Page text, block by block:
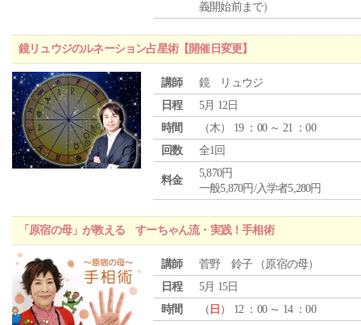
義開始前まで）
鏡リュウジのルネーション占星術【開催日変更】
講師
鏡 リュウジ
日程
5月 12日
時間
（木） 19 ：00 ～ 21 ：00
回数
全1回
料金
5,870円
一般5,870円/入学者5,280円
「原宿の母」が教える すーちゃん流・実践！手相術
講師
菅野 鈴子 （原宿の母）
日程
5月 15日
時間
（ 日 ） 12 ：00 ～ 14 ：00